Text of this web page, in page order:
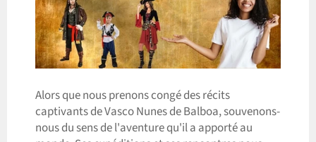
Alors que nous prenons congé des récits
captivants de Vasco Nunes de Balboa, souvenons-
nous du sens de l'aventure qu'il a apporté au